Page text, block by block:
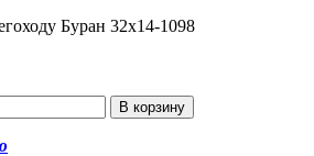
Буран 32х14-1098